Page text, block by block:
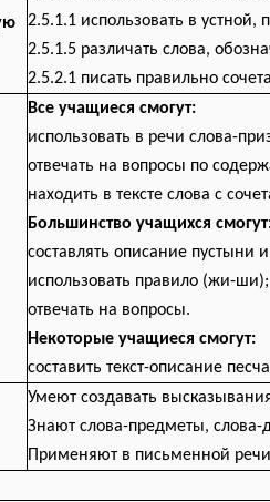
2.5.1.1 использовать в
2.5.1.5 различать слова,
2.5.2.1 писать правильно
Все учащиеся смогут:
использовать в речи слова-
отвечать на вопросы по
находить в тексте слова с
Большинство учащихся
составлять описание пустыни
использовать правило (жи-ши);
отвечать на вопросы.
Некоторые учащиеся смогут:
составить текст-описание
Умеют создавать
Знают слова-предметы, слова-
Применяют в письменной